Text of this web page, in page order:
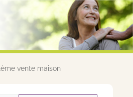
vente maison